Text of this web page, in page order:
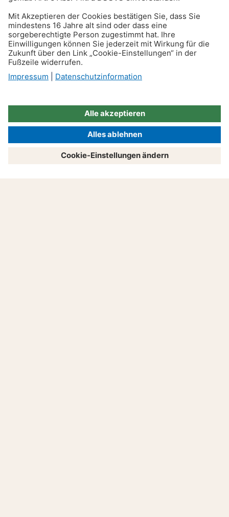
Karriere & Beruf
rund um Arbeitszeit, Steuer
und Co.